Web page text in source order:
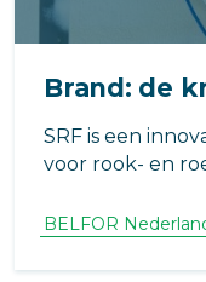
Brand: de
SRF is een
voor rook- en
BELFOR